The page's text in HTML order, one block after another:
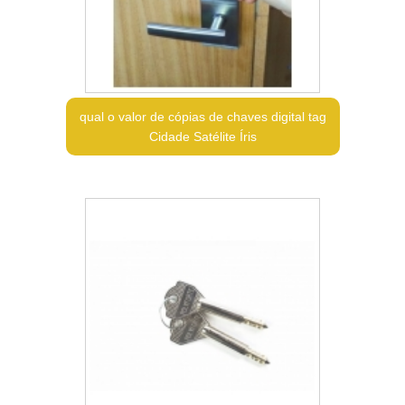
qual o valor de cópias de chaves digital tag
Cidade Satélite Íris